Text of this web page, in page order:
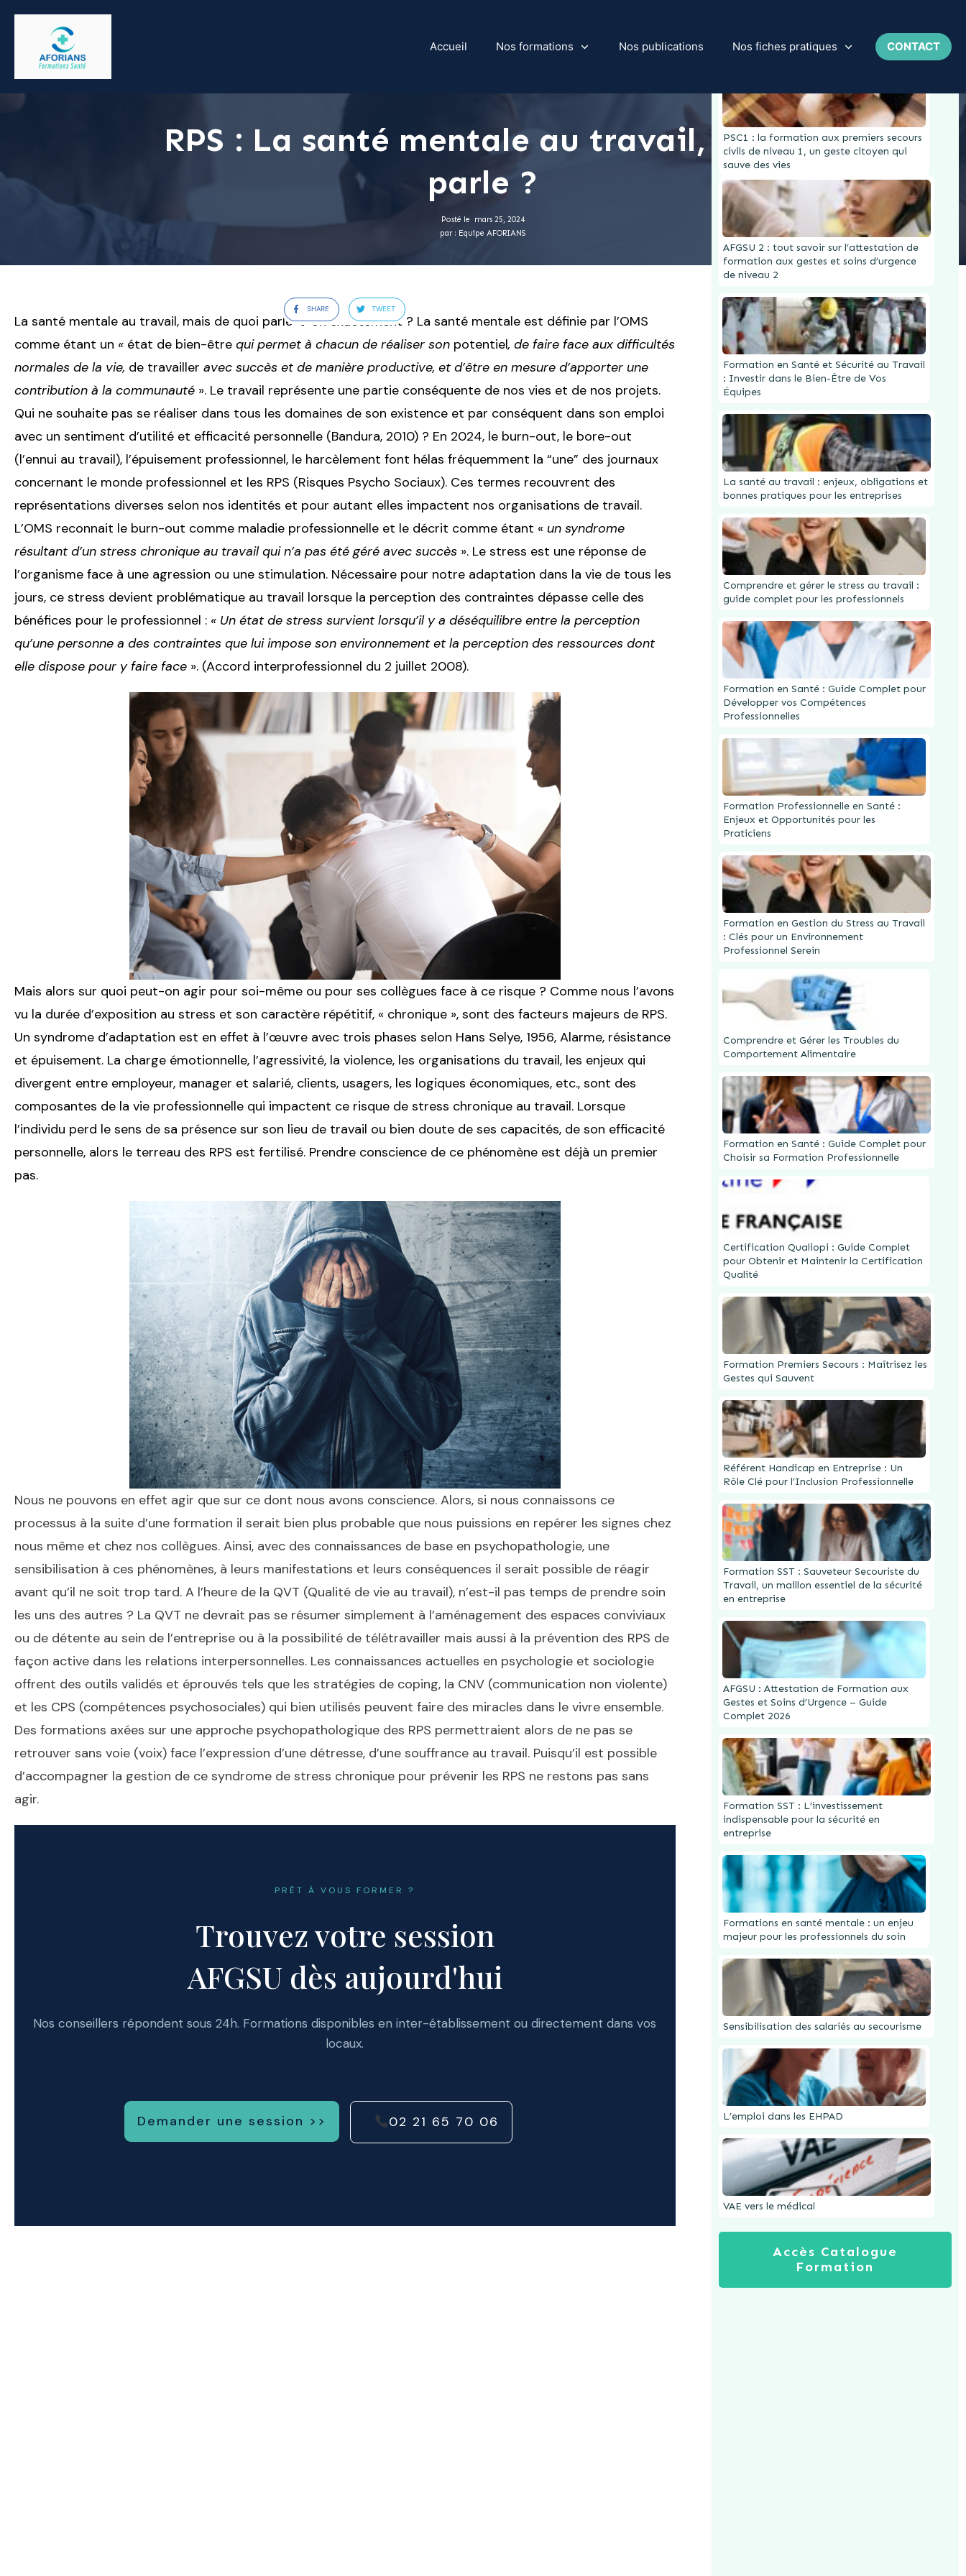
Accueil Nos formations Nos publications Nos fiches pratiques CONTACT
RPS : La santé mentale au travail, on en
parle ?
Posté le mars 25, 2024
par : Equipe AFORIANS
SHARE TWEET
La santé mentale au travail, mais de quoi parle-t-on exactement ? La santé mentale est définie par l’OMS
comme étant un « état de bien-être qui permet à chacun de réaliser son potentiel, de faire face aux difficultés
normales de la vie, de travailler avec succès et de manière productive, et d’être en mesure d’apporter une
contribution à la communauté ». Le travail représente une partie conséquente de nos vies et de nos projets.
Qui ne souhaite pas se réaliser dans tous les domaines de son existence et par conséquent dans son emploi
avec un sentiment d’utilité et efficacité personnelle (Bandura, 2010) ? En 2024, le burn-out, le bore-out
(l’ennui au travail), l’épuisement professionnel, le harcèlement font hélas fréquemment la “une” des journaux
concernant le monde professionnel et les RPS (Risques Psycho Sociaux). Ces termes recouvrent des
représentations diverses selon nos identités et pour autant elles impactent nos organisations de travail.
L’OMS reconnait le burn-out comme maladie professionnelle et le décrit comme étant « un syndrome
résultant d’un stress chronique au travailqui n’a pas été géré avec succès ». Le stress est une réponse de
l’organisme face à une agression ou une stimulation. Nécessaire pour notre adaptation dans la vie de tous les
jours, ce stress devient problématique au travail lorsque la perception des contraintes dépasse celle des
bénéfices pour le professionnel : « Un état de stress survient lorsqu’il y a déséquilibre entre la perception
qu’une personne a des contraintes que lui impose son environnement et la perception des ressources dont
elle dispose pour y faire face ». (Accord interprofessionnel du 2 juillet 2008).
Mais alors sur quoi peut-on agir pour soi-même ou pour ses collègues face à ce risque ? Comme nous l’avons
vu la durée d’exposition au stress et son caractère répétitif, « chronique », sont des facteurs majeurs de RPS.
Un syndrome d’adaptation est en effet à l’œuvre avec trois phases selon Hans Selye, 1956, Alarme, résistance
et épuisement. La charge émotionnelle, l’agressivité, la violence, les organisations du travail, les enjeux qui
divergent entre employeur, manager et salarié, clients, usagers, les logiques économiques, etc., sont des
composantes de la vie professionnelle qui impactent ce risque de stress chronique au travail. Lorsque
l’individu perd le sens de sa présence sur son lieu de travail ou bien doute de ses capacités, de son efficacité
personnelle, alors le terreau des RPS est fertilisé. Prendre conscience de ce phénomène est déjà un premier
pas.
Nous ne pouvons en effet agir que sur ce dont nous avons conscience. Alors, si nous connaissons ce
processus à la suite d’une formation il serait bien plus probable que nous puissions en repérer les signes chez
nous même et chez nos collègues. Ainsi, avec des connaissances de base en psychopathologie, une
sensibilisation à ces phénomènes, à leurs manifestations et leurs conséquences il serait possible de réagir
avant qu’il ne soit trop tard. A l’heure de la QVT (Qualité de vie au travail), n’est-il pas temps de prendre soin
les uns des autres ? La QVT ne devrait pas se résumer simplement à l’aménagement des espaces conviviaux
ou de détente au sein de l’entreprise ou à la possibilité de télétravailler mais aussi à la prévention des RPS de
façon active dans les relations interpersonnelles. Les connaissances actuelles en psychologie et sociologie
offrent des outils validés et éprouvés tels que les stratégies de coping, la CNV (communication non violente)
et les CPS (compétences psychosociales) qui bien utilisés peuvent faire des miracles dans le vivre ensemble.
Des formations axées sur une approche psychopathologique des RPS permettraient alors de ne pas se
retrouver sans voie (voix) face l’expression d’une détresse, d’une souffrance au travail. Puisqu’il est possible
d’accompagner la gestion de ce syndrome de stress chronique pour prévenir les RPS ne restons pas sans
agir.
PRÊT À VOUS FORMER ?
Trouvez votre session
AFGSU dès aujourd'hui
Nos conseillers répondent sous 24h. Formations disponibles en inter-établissement ou directement dans vos
locaux.
Demander une session >> 02 21 65 70 06
Dernières parutions
PSC1 : la formation aux premiers secours
civils de niveau 1, un geste citoyen qui
sauve des vies
AFGSU 2 : tout savoir sur l’attestation de
formation aux gestes et soins d’urgence
de niveau 2
Formation en Santé et Sécurité au Travail
: Investir dans le Bien-Être de Vos
Équipes
La santé au travail : enjeux, obligations et
bonnes pratiques pour les entreprises
Comprendre et gérer le stress au travail :
guide complet pour les professionnels
Formation en Santé : Guide Complet pour
Développer vos Compétences
Professionnelles
Formation Professionnelle en Santé :
Enjeux et Opportunités pour les
Praticiens
Formation en Gestion du Stress au Travail
: Clés pour un Environnement
Professionnel Serein
Comprendre et Gérer les Troubles du
Comportement Alimentaire
Formation en Santé : Guide Complet pour
Choisir sa Formation Professionnelle
Certification Qualiopi : Guide Complet
pour Obtenir et Maintenir la Certification
Qualité
Formation Premiers Secours : Maîtrisez les
Gestes qui Sauvent
Référent Handicap en Entreprise : Un
Rôle Clé pour l’Inclusion Professionnelle
Formation SST : Sauveteur Secouriste du
Travail, un maillon essentiel de la sécurité
en entreprise
AFGSU : Attestation de Formation aux
Gestes et Soins d’Urgence – Guide
Complet 2026
Formation SST : L’investissement
indispensable pour la sécurité en
entreprise
Formations en santé mentale : un enjeu
majeur pour les professionnels du soin
Sensibilisation des salariés au secourisme
L’emploi dans les EHPAD
VAE vers le médical
Accès Catalogue
Formation